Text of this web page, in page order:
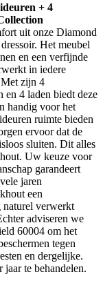
+ 4
uit onze Diamond
Het meubel
en een verfijnde
in iedere
Met zijn 4
en 4 laden biedt deze
handig voor het
ruimte bieden
ervoor dat de
sluiten. Dit alles
Uw keuze voor
garandeert
jaren
een
naturel verwerkt
adviseren we
60004 om het
tegen
en dergelijke.
jaar te behandelen.